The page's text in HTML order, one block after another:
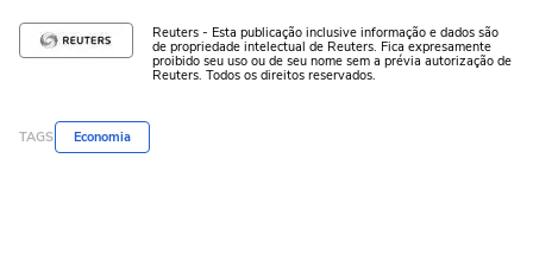
Reuters - Esta publicação inclusive informação e dados são
de propriedade intelectual de Reuters. Fica expresamente
proibido seu uso ou de seu nome sem a prévia autorização de
Reuters. Todos os direitos reservados.
TAGS Economia